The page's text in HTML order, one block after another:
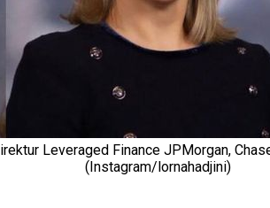
Leveraged Finance JPMorgan,
(Instagram/lornahadjini)